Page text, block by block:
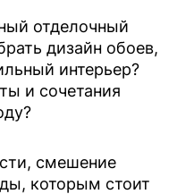
отделочный
дизайн обоев,
интерьер?
и сочетания
смешение
которым стоит